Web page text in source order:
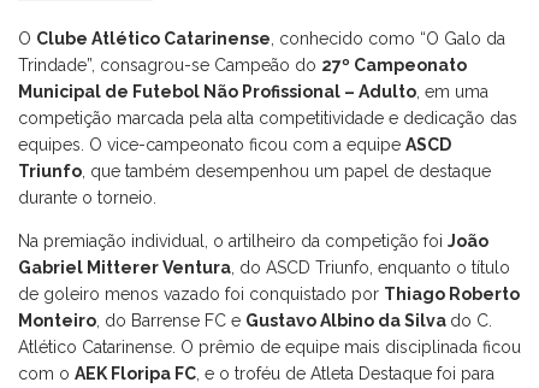
O Clube Atlético Catarinense , conhecido como “O Galo da
Trindade”, consagrou-se Campeão do 27º Campeonato
Municipal de Futebol Não Profissional – Adulto , em uma
competição marcada pela alta competitividade e dedicação das
equipes. O vice-campeonato ficou com a equipe ASCD
Triunfo , que também desempenhou um papel de destaque
durante o torneio.
Na premiação individual, o artilheiro da competição foi João
Gabriel Mitterer Ventura , do ASCD Triunfo, enquanto o título
de goleiro menos vazado foi conquistado por Thiago Roberto
Monteiro , do Barrense FC e Gustavo Albino da Silva do C.
Atlético Catarinense. O prêmio de equipe mais disciplinada ficou
com o AEK Floripa FC , e o troféu de Atleta Destaque foi para